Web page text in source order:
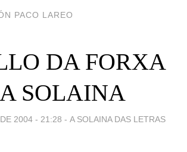
PACO LAREO
DA FORXA
SOLAINA
2004 - 21:28 - A SOLAINA DAS LETRAS